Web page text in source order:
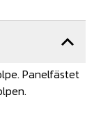
Panelfästet